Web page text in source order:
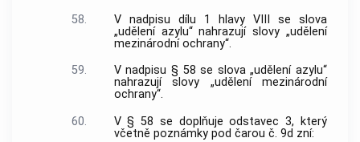
58.
V nadpisu dílu 1 hlavy VIII se slova
„udělení azylu“ nahrazují slovy „udělení
mezinárodní ochrany“.
59.
V nadpisu § 58 se slova „udělení azylu“
nahrazují slovy „udělení mezinárodní
ochrany“.
60.
V § 58 se doplňuje odstavec 3, který
včetně poznámky pod čarou č. 9d zní: